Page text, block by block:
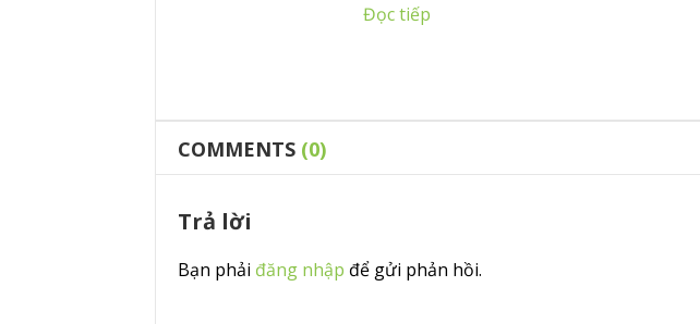
Đọc tiếp
COMMENTS (0)
Trả lời
Bạn phải đăng nhập để gửi phản hồi.